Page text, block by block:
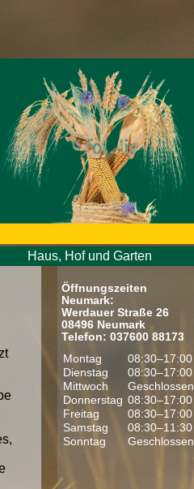
Haus, Hof und Garten
Öffnungszeiten
Neumark:
Werdauer Straße 26
08496 Neumark
Telefon: 037600 88173
Montag
08:30–17:00
Dienstag
08:30–17:00
Mittwoch
Geschlossen
Donnerstag 08:30–17:00
Freitag
08:30–17:00
Samstag
08:30–11:30
Sonntag
Geschlossen